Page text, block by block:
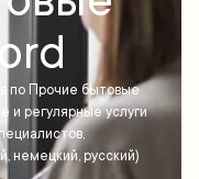
по Прочие бытовые
и регулярные услуги
немецкий, русский)